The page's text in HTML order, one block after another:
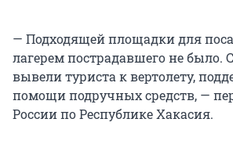
— Подходящей площадки для
лагерем пострадавшего не было.
вывели туриста к вертолету,
помощи подручных средств, —
России по Республике Хакасия.